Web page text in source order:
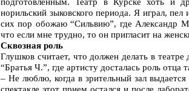
норильский зыковского периода. Я играл,
сих пор обожаю “Сильвию”, где Александр
что если мне трудно, то он пригласит на
Сквозная роль
Глушков считает, что должен делать в
“Братья Ч.”, где артисту досталась роль отца
– Не люблю, когда в зрительный зал
спектакле этот прием остался и после